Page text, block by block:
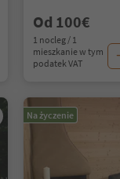
Od 100€
1 nocleg / 1
mieszkanie w tym
podatek VAT
Na życzenie